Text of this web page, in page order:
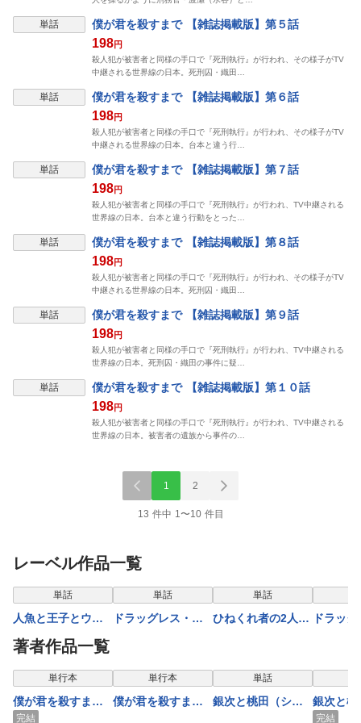
表示制限中
単話 僕が君を殺すまで 【雑誌掲載版】第５話
198円
殺人犯が被害者と同様の手口で『死刑執行』が行われ、その様子がTV
中継される世界線の日本。死刑囚・織田…
表示制限中
単話 僕が君を殺すまで 【雑誌掲載版】第６話
198円
殺人犯が被害者と同様の手口で『死刑執行』が行われ、その様子がTV
中継される世界線の日本。台本と違う行…
表示制限中
単話 僕が君を殺すまで 【雑誌掲載版】第７話
198円
殺人犯が被害者と同様の手口で『死刑執行』が行われ、TV中継される
世界線の日本。台本と違う行動をとった…
表示制限中
単話 僕が君を殺すまで 【雑誌掲載版】第８話
198円
殺人犯が被害者と同様の手口で『死刑執行』が行われ、その様子がTV
中継される世界線の日本。死刑囚・織田…
表示制限中
単話 僕が君を殺すまで 【雑誌掲載版】第９話
198円
殺人犯が被害者と同様の手口で『死刑執行』が行われ、TV中継される
世界線の日本。死刑囚・織田の事件に疑…
表示制限中
単話 僕が君を殺すまで 【雑誌掲載版】第１０話
198円
殺人犯が被害者と同様の手口で『死刑執行』が行われ、TV中継される
世界線の日本。被害者の遺族から事件の…
1 2
13 件中 1〜10 件目
レーベル作品一覧
表示制限中
単話
人魚と王子とウソ
ツキ悪魔 【単話
版】scene.26
表示制限中
単話
ドラッグレス・セ
版】はじまり
表示制限中
単話
ひねくれ者の2人は
表示
ドラッ
版】はじ
著者作品一覧
表示制限中
単行本
僕が君を殺すまで
【電子限定特典付
完結
表示制限中
単行本
僕が君を殺すまで
表示制限中
単話
銀次と桃田（シル
表示
銀次と桃
バーと
完結